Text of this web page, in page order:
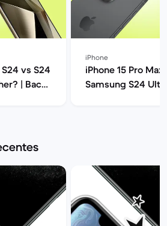
vs S24
| Back
iPhone
iPhone 15 Pro Max
Samsung S24